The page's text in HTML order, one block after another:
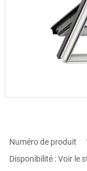
Numéro de produit
Disponibilité : Voir le